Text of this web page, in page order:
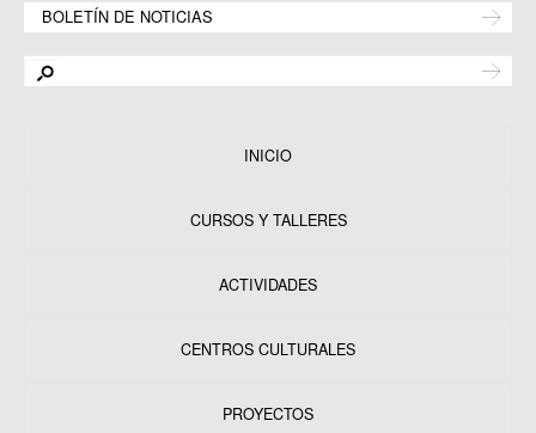
BOLETÍN DE NOTICIAS
INICIO
CURSOS Y TALLERES
ACTIVIDADES
CENTROS CULTURALES
PROYECTOS